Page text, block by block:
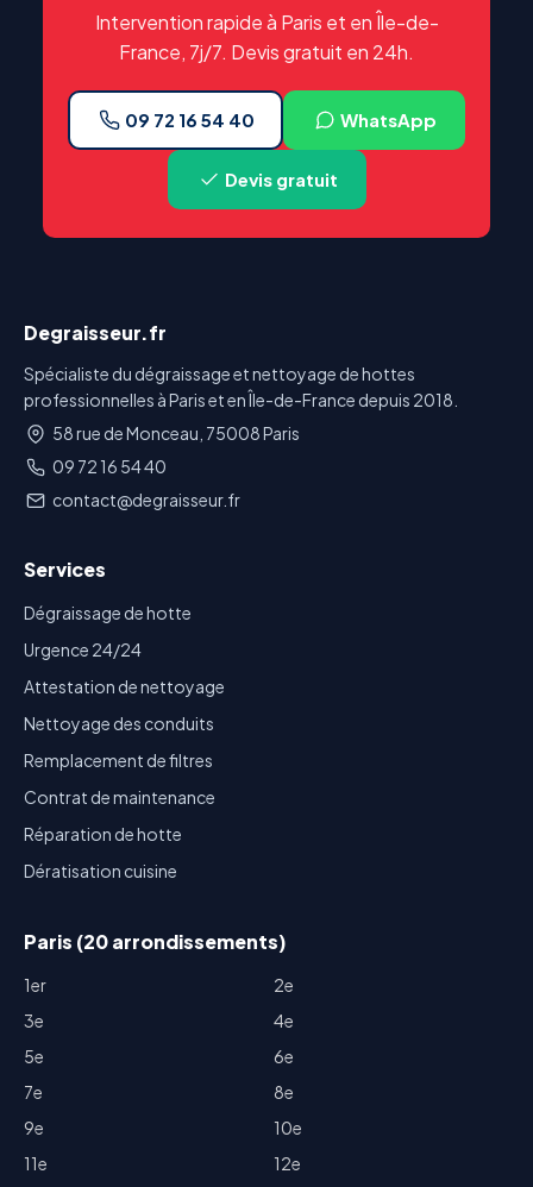
Intervention rapide à Paris et en Île-de-
France, 7j/7. Devis gratuit en 24h.
09 72 16 54 40 WhatsApp
Devis gratuit
Degraisseur.fr
Spécialiste du dégraissage et nettoyage de hottes
professionnelles à Paris et en Île-de-France depuis 2018.
58 rue de Monceau, 75008 Paris
09 72 16 54 40
contact@degraisseur.fr
Services
Dégraissage de hotte
Urgence 24/24
Attestation de nettoyage
Nettoyage des conduits
Remplacement de filtres
Contrat de maintenance
Réparation de hotte
Dératisation cuisine
Paris (20 arrondissements)
1er
2e
3e
4e
5e
6e
7e
8e
9e
10e
11e
12e